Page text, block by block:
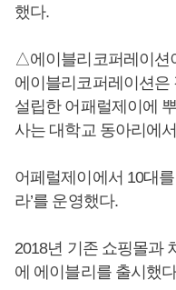
했다.
△에이블리코퍼레이션
에이블리코퍼레이션은
설립한 어패럴제이에
사는 대학교 동아리에
어페럴제이에서 10대
라’를 운영했다.
2018년 기존 쇼핑몰과
에 에이블리를 출시했